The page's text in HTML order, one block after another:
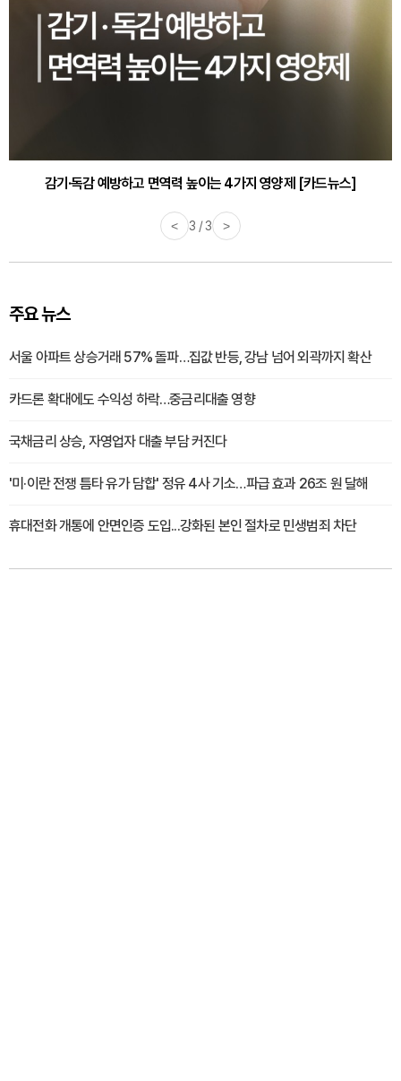
감기·독감 예방하고 면역력 높이는 4가지 영양제 [카드뉴스]
< 3 / 3 >
주요 뉴스
서울 아파트 상승거래 57% 돌파…집값 반등, 강남 넘어 외곽까지 확산
카드론 확대에도 수익성 하락…중금리대출 영향
국채금리 상승, 자영업자 대출 부담 커진다
'미·이란 전쟁 틈타 유가 담합' 정유 4사 기소…파급 효과 26조 원 달해
휴대전화 개통에 안면인증 도입...강화된 본인 절차로 민생범죄 차단